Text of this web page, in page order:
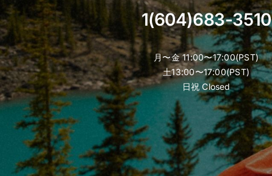
1(604)683-3510
月〜金 11:00〜17:00(PST)
土13:00〜17:00(PST)
日祝 Closed